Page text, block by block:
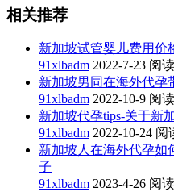
相关推荐
新加坡试管婴儿费用价
91xlbadm 2022-7-23 阅
新加坡男同在海外代孕
91xlbadm 2022-10-9 阅
新加坡代孕tips-关于新
91xlbadm 2022-10-24 阅
新加坡人在海外代孕如
子
91xlbadm 2023-4-26 阅